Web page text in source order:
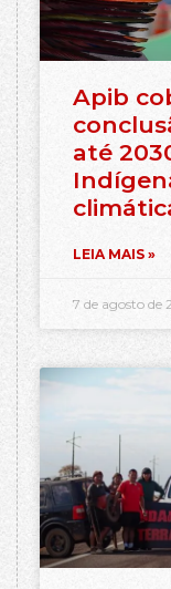
Apib
até
LEIA MAIS »
7 de agosto de